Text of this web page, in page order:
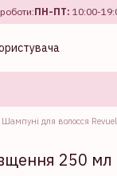
ПН-ПТ: 10:00-
Шампуні для волосся
250 мл